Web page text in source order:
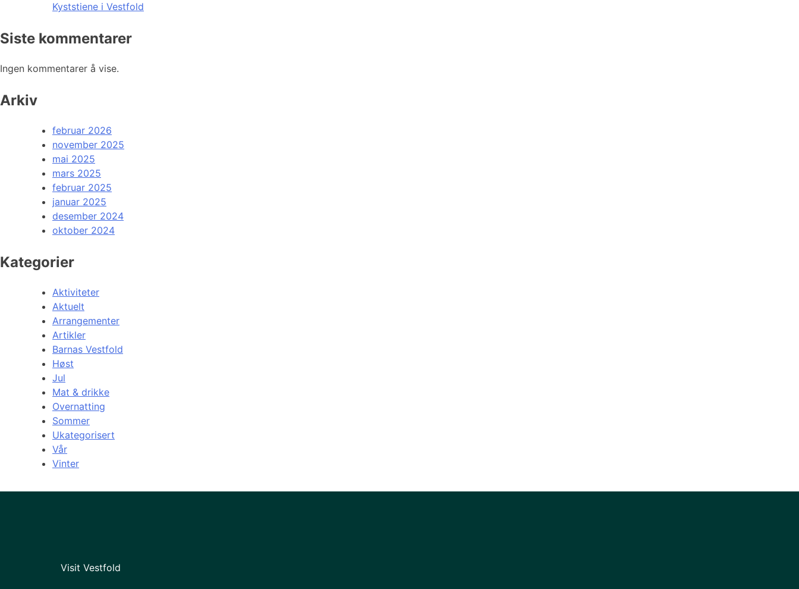
Kyststiene i Vestfold
Siste kommentarer
Ingen kommentarer å vise.
Arkiv
februar 2026
november 2025
mai 2025
mars 2025
februar 2025
januar 2025
desember 2024
oktober 2024
Kategorier
Aktiviteter
Aktuelt
Arrangementer
Artikler
Barnas Vestfold
Høst
Jul
Mat & drikke
Overnatting
Sommer
Ukategorisert
Vår
Vinter
Visit Vestfold